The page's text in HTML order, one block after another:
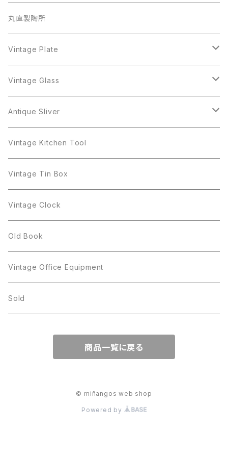
BSK
Cerrito
Gerry's
Giovanni
GOLD CROWN
Kramer
JJ
L.RAZZA
Sarah Coventry
植物モチーフ
Trifari
Sarah Coventry
BSK
Coro
Crown Trifari
Danecraft
Gerry's
Giovanni
GOLD CROWN
JJ
Kramer
L.RAZZA
Sarah Coventry
Richelieu
W.Gemany
植物モチーフ
BSK
STAR
Napier
Richelieu
Rhinestone
Sarah Coventry
STAR
Trifari
iittala
arcopal
CupSaucer
BAVARIA
Antique Silver
Milk Pot
Pot
Mag Cup
Vase
Plate
Figgjo
BILTONS
Spoon
Silver
BAVARIA
Mosa
arcopal
丸直製陶所
Vintage Plate
Figgjo
BILTONS
Vintage Glass
iittala
Luminarc
arcoroc
arcopal
Antique Sliver
Pot
Milk Pot
Spoon
cup
Vintage Kitchen Tool
Vintage Tin Box
Vintage Clock
Old Book
Vintage Office Equipment
Sold
商品一覧に戻る
© miñangos web shop
Powered by